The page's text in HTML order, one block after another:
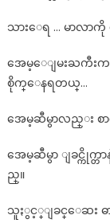
သားေရ … မာလာကို
အေမ့ေျမးႀကီးက
စိုက္ေနရတယ္…
အေမ့ဆီမွာလည္း စ
အေမ့ဆီမွာ ျခင္ကိုက္
ည္။
သူႏွင့္ျခင္ေဆး ဓ